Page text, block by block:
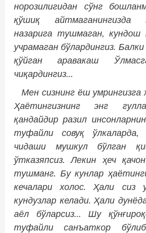
норозилигидан сўнг
қўшиқ айтмаганингизда
назарига тушмаган, кундош
учрамаган бўлардингиз. Балки
қўйган аравакаш
чиқардингиз…
Мен сизнинг ёш умрингизга
Ҳаётингизнинг энг
қандайдир разил
туфайли совуқ ўлкаларда,
чидаши мушкул бўлган
ўтказяпсиз. Лекин ҳеч
тушманг. Бу кунлар
кечалари холос. Ҳали сиз
кундузлар келади. Ҳали
аёл бўларсиз… Шу
туфайли санъаткор